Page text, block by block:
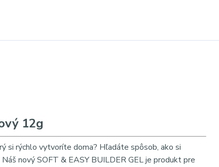
12g
si rýchlo vytvoríte doma? Hľadáte spôsob, ako si
nový SOFT & EASY BUILDER GEL je produkt pre